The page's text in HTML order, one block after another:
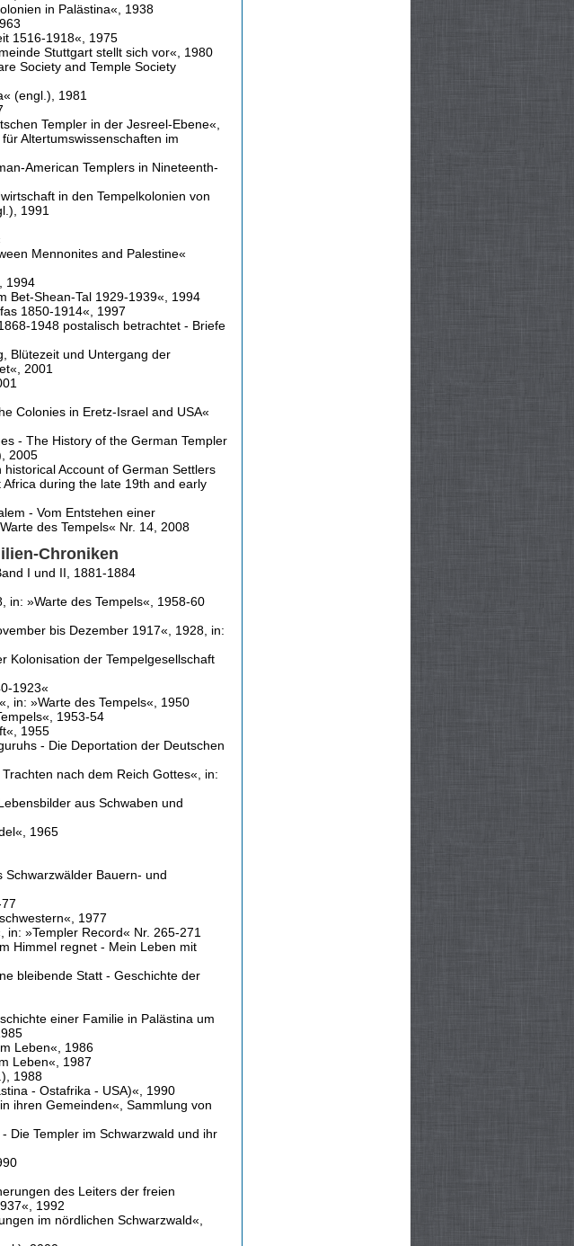
in Palästina«, 1938
1516-1918«, 1975
Stuttgart stellt sich vor«, 1980
Society and Temple Society
(engl.), 1981
Templer in der Jesreel-Ebene«,
Altertumswissenschaften im
American Templers in Nineteenth-
in den Tempelkolonien von
1991
Mennonites and Palestine«
1994
Bet-Shean-Tal 1929-1939«, 1994
1850-1914«, 1997
1948 postalisch betrachtet - Briefe
Blütezeit und Untergang der
2001
Colonies in Eretz-Israel and USA«
- The History of the German Templer
2005
Account of German Settlers
during the late 19th and early
- Vom Entstehen einer
des Tempels« Nr. 14, 2008
Chroniken
I und II, 1881-1884
in: »Warte des Tempels«, 1958-60
bis Dezember 1917«, 1928, in:
Kolonisation der Tempelgesellschaft
1923«
in: »Warte des Tempels«, 1950
1953-54
1955
- Die Deportation der Deutschen
nach dem Reich Gottes«, in:
aus Schwaben und
1965
Schwarzwälder Bauern- und
1977
in: »Templer Record« Nr. 265-271
Himmel regnet - Mein Leben mit
bleibende Statt - Geschichte der
einer Familie in Palästina um
Leben«, 1986
Leben«, 1987
1988
- Ostafrika - USA)«, 1990
ihren Gemeinden«, Sammlung von
Die Templer im Schwarzwald und ihr
des Leiters der freien
1992
im nördlichen Schwarzwald«,